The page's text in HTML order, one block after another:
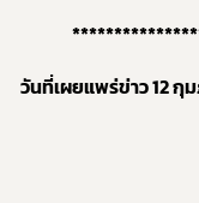
วันที่เผยแพร่ข่าว 12 กุ
เลือกหั